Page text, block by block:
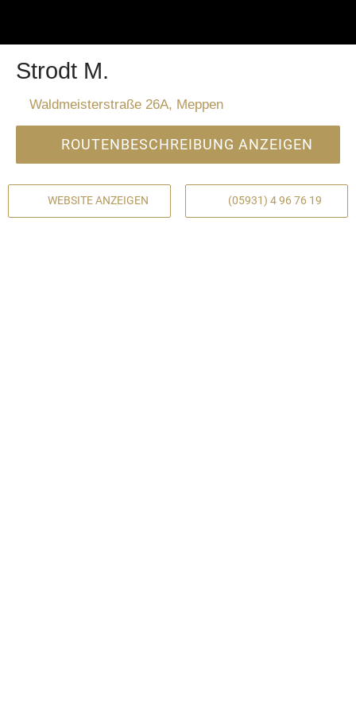
Strodt M.
Waldmeisterstraße 26A, Meppen
ROUTENBESCHREIBUNG ANZEIGEN
WEBSITE ANZEIGEN (05931) 4 96 76 19